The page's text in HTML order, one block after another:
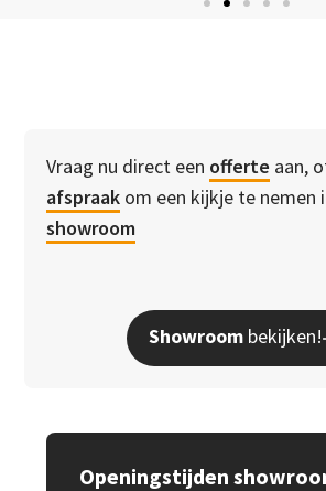
Vraag nu direct een offerte aan,
afspraak om een kijkje te nemen
showroom
Showroom bekijken!
Openingstijden